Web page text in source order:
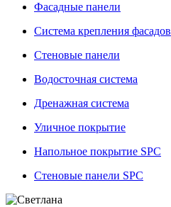
Фасадные панели
Система крепления фасадов
Стеновые панели
Водосточная система
Дренажная система
Уличное покрытие
Напольное покрытие SPC
Стеновые панели SPC